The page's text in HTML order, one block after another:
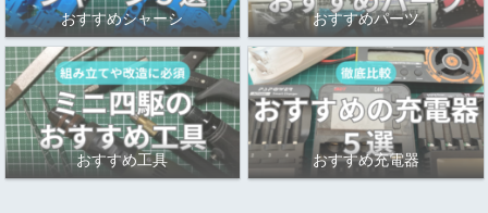
おすすめシャーシ おすすめパーツ
おすすめ工具 おすすめ充電器